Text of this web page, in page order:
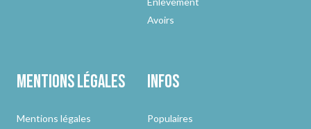
Avoirs
Mentions légales
Mentions légales
Infos
Populaires